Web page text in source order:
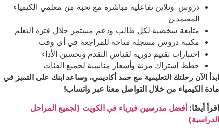
دروس أونلاين تفاعلية مباشرة مع نخبة من معلمي الكيمياء
المعتمدين
متابعة شخصية لكل طالب ودعم مستمر خلال فترة التعلم
مكتبة دروس مسجلة متاحة للمراجعة في أي وقت
اختبارات تقييم دورية لقياس التقدم وتحسين الأداء
خطط اشتراك مرنة وأسعار مناسبة لجميع الفئات
ابدأ الآن رحلتك التعليمية مع حمد أكاديمي، وساعد ابنك على التميز في
مادة الكيمياء من خلال التواصل معنا عبر واتساب!
اقرأ أيضًا:أفضل مدرسين فيزياء في الكويت (لجميع المراحل
الدراسية)